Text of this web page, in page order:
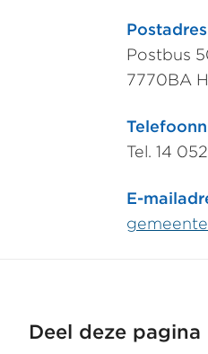
Postadres
Postbus
7770BA
Tel. 14
E-
Deel deze